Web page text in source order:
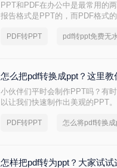
PPT和PDF在办公中是最常用的
报告格式是PPT的，而PDF格式
转ppt？将pdf转ppt简单方法其实
PDF转PPT
怎么把pdf转换成ppt？这里教
小伙伴们平时会制作PPT吗？有
以让我们快速制作出美观的PPT
PDF转PPT
怎样把pdf转为ppt？大家试试